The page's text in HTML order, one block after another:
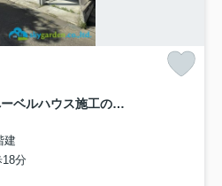
平塚市菫平 中古戸建（へーベルハウス施工の築浅戸建）
建
分